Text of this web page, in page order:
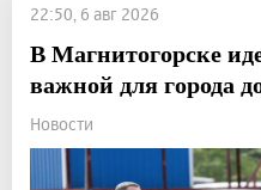
22:50, 6 авг 2026
В Магнитогорске
важной для города
Новости